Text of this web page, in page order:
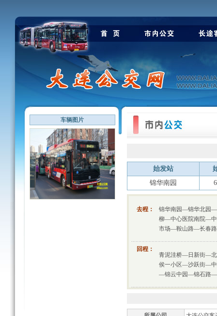
车辆图片
始发站
锦华南园
去程：
锦华南园—锦华北园
柳—中心医院南院—
市场—鞍山路—长春
回程：
青泥洼桥—日新街—
侯一小区—沙跃街—
—锦云中园—锦石路—